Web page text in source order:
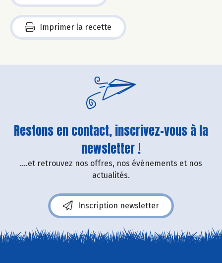
Imprimer la recette
Restons en contact, inscrivez-vous à la
newsletter !
....et retrouvez nos offres, nos événements et nos
actualités.
Inscription newsletter